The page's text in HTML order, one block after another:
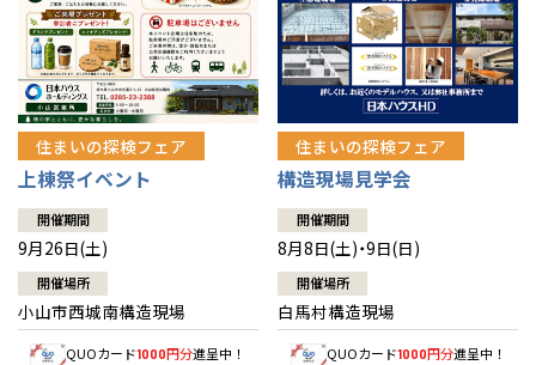
住まいの探検フェア
上棟祭イベント
開催期間
9月26日(土)
開催場所
小山市西城南構造現場
QUOカード1000円分進呈中！
住まいの探検フェア
構造現場見学会
開催期間
8月8日(土)・9日(日)
開催場所
白馬村構造現場
QUOカード1000円分進呈中！